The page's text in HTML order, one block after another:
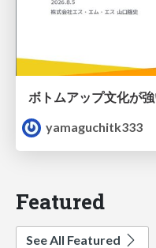
yamaguchitk333
Featured
See All Featured